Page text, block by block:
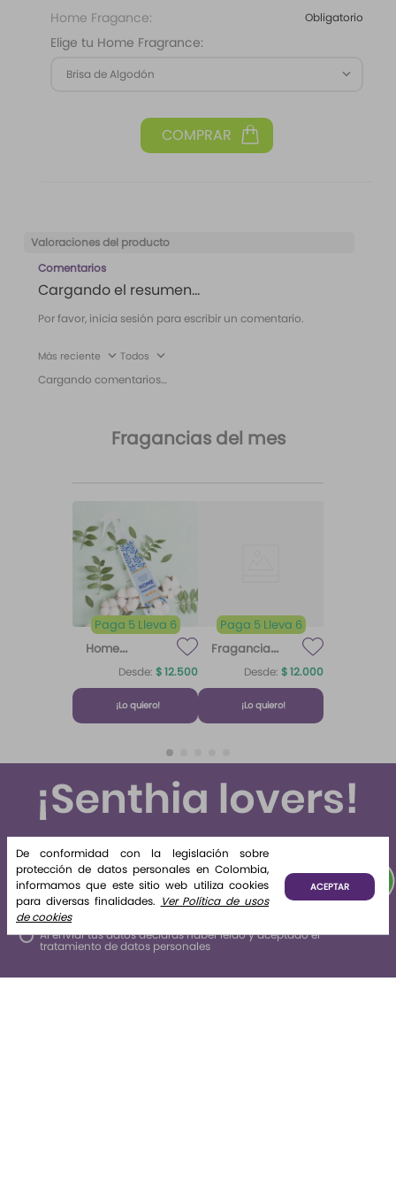
Home Fragance: Obligatorio
Elige tu Home Fragrance:
Brisa de Algodón
Valoraciones del producto
Comentarios
Cargando el resumen…
Por favor, inicia sesión para escribir un comentario.
Más reciente Todos
Cargando comentarios…
Fragancias del mes
Paga 5 Lleva 6
Home
Fragrance
AlgodónHome
Algodón 220
ml Etq.
Desde: $12.500
¡Lo quiero!
Paga 5 Lleva 6
Fragancia
para difusor
Brisa deDesde: $12.000
¡Lo quiero!
para ti.
Suscribirse
Al enviar tus datos declaras haber leído y aceptado el
tratamiento de datos personales
De conformidad con la legislación sobre
protección de datos personales en Colombia,
informamos que este sitio web utiliza cookies
para diversas finalidades. Ver Política de usos
de cookies
ACEPTAR